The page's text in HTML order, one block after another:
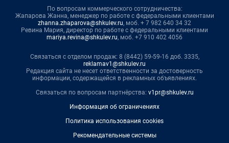
По вопросам коммерческого сотрудничества:
Жапарова Жанна, менеджер по работе с федеральными клиентами
zhanna.zhaparova@shkulev.ru, моб. + 7 982 640 34 32
Ревина Мария, директор по работе с федеральными клиентами
mariya.revina@shkulev.ru, моб. +7 910 402 4056
Связаться с отделом продаж: 8 (8442) 59-59-16 доб. 3335,
reklamav1@shkulev.ru
Редакция сайта не несет ответственности за достоверность
информации, содержащейся в рекламных объявлениях.
Связаться по вопросам партнёрства: v1pr@shkulev.ru
Информация об ограничениях
Политика использования cookies
Рекомендательные системы